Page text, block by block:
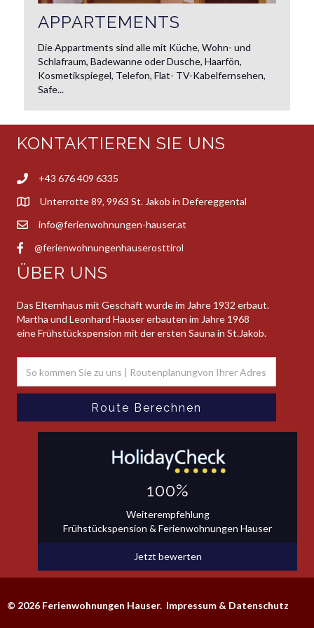
APPARTEMENTS
Die Appartments sind alle mit Küche, Wohn- und
Schlafraum, Badewanne oder Dusche, Haarfön,
Kosmetikspiegel, Telefon, Flat- TV-Kabelfernsehen,
Safe...
KONTAKTIEREN SIE UNS
+43 676 409 6335
Unterrotte 89, 9963 St. Jakob in Defereggental
info@ferienwohnungen-hauser.at
@ferienwohnungenhauserosttirol
ÜBER UNS
Das Elternhaus mit Geschäft wurde im Jahre 1932 erbaut.
Martha und Leonhard Hauser erbauten im Jahre 1968
eine Frühstückspension mit der ersten Sauna in St.Jakob.
100%
Weiterempfehlung
Frühstückspension & Ferienwohnungen Hauser
Jetzt bewerten
© 2026 Ferienwohnungen Hauser. Impressum & Datenschutz